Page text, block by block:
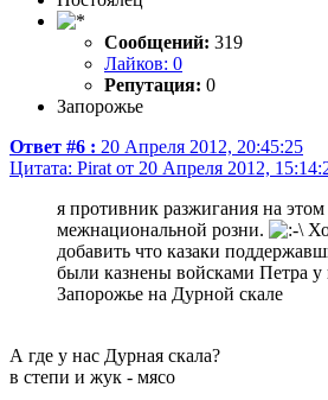
Сообщений: 319
Лайков: 0
Репутация: 0
Запорожье
Ответ #6 : 20 Апреля 2012, 20:45:25
Цитата: Pirat от 20 Апреля 2012,
я противник разжигания на
межнациональной розни.
добавить что казаки
были казнены войсками Петра у
Запорожье на Дурной скале
А где у нас Дурная скала?
в степи и жук - мясо